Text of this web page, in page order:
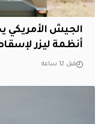
أنظمة ليزر
قبل 12 ساعة